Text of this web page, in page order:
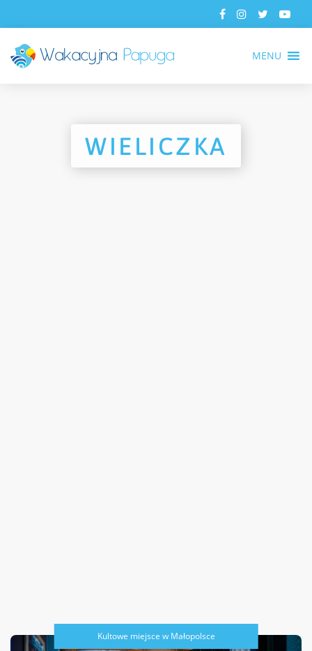
MENU
WIELICZKA
Kultowe miejsce w Małopolsce